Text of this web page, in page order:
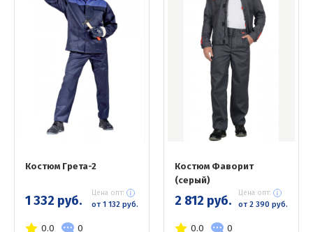
Костюм Грета-2
1 332 руб. Цена опт:
от 1 132 руб.
0.0 0
Костюм Фаворит
(серый)
2 812 руб. Цена опт:
от 2 390 руб.
0.0 0